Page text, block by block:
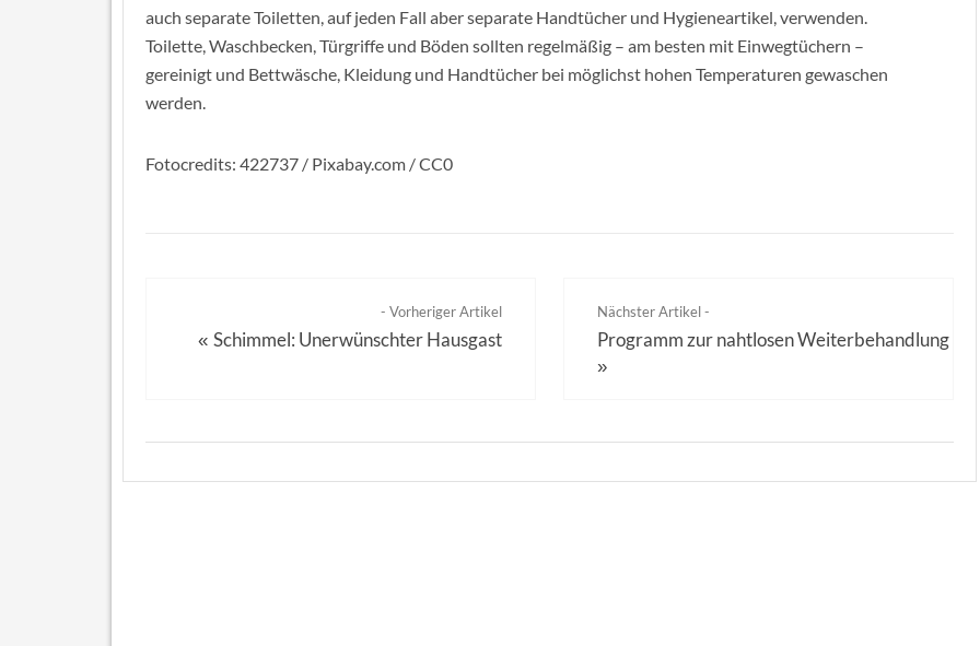
auch separate Toiletten, auf jeden Fall aber separate Handtücher und Hygieneartikel, verwenden.
Toilette, Waschbecken, Türgriffe und Böden sollten regelmäßig – am besten mit Einwegtüchern –
gereinigt und Bettwäsche, Kleidung und Handtücher bei möglichst hohen Temperaturen gewaschen
werden.
Fotocredits: 422737 / Pixabay.com / CC0
- Vorheriger Artikel
« Schimmel: Unerwünschter Hausgast
Nächster Artikel -
Programm zur nahtlosen Weiterbehandlung
»